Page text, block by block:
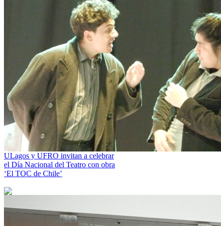
ULagos y UFRO invitan a celebrar
el Día Nacional del Teatro con obra
‘El TOC de Chile’